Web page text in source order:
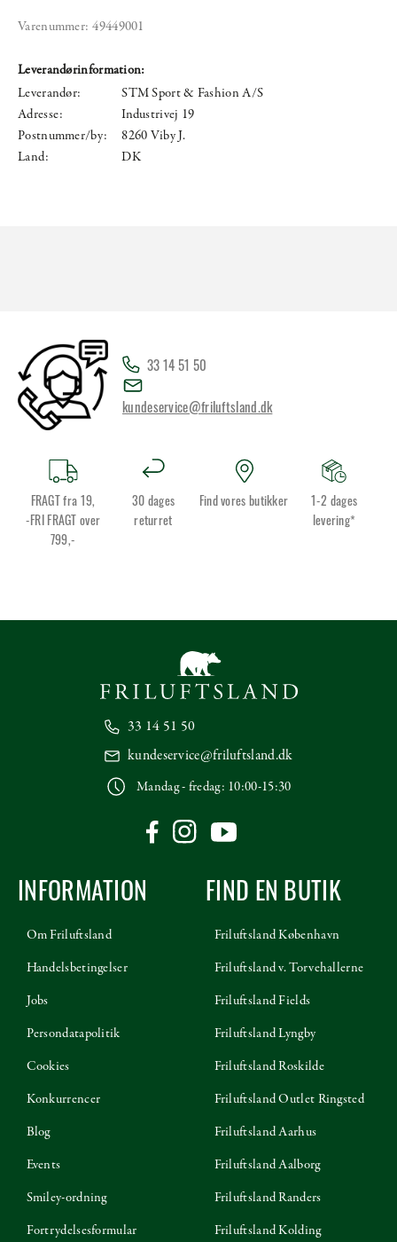
Varenummer: 49449001
Leverandørinformation:
Leverandør:
STM Sport & Fashion A/S
Adresse:
Industrivej 19
Postnummer/by:
8260 Viby J.
Land:
DK
33 14 51 50
kundeservice@friluftsland.dk
FRAGT fra 19,
-FRI FRAGT over
799,-
30 dages
returret
Find vores butikker
1-2 dages
levering*
33 14 51 50
kundeservice@friluftsland.dk
Mandag - fredag: 10:00-15:30
INFORMATION
Om Friluftsland
Handelsbetingelser
Jobs
Persondatapolitik
Cookies
Konkurrencer
Blog
Events
Smiley-ordning
Fortrydelsesformular
FIND EN BUTIK
Friluftsland København
Friluftsland v. Torvehallerne
Friluftsland Fields
Friluftsland Lyngby
Friluftsland Roskilde
Friluftsland Outlet Ringsted
Friluftsland Aarhus
Friluftsland Aalborg
Friluftsland Randers
Friluftsland Kolding